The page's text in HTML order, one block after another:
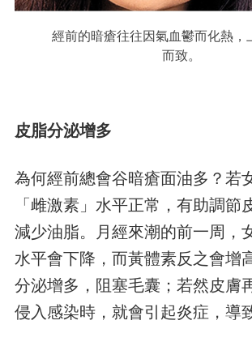
經前的暗瘡往往因氣血鬱而化熱，
而致。
皮脂分泌增多
為何經前總會谷暗瘡面油多？若
「雌激素」水平正常，有助調節
減少油脂。月經來潮的前一周，
水平會下降，而黃體素反之會增
分泌增多，阻塞毛囊；若然皮膚
侵入感染時，就會引起炎症，導